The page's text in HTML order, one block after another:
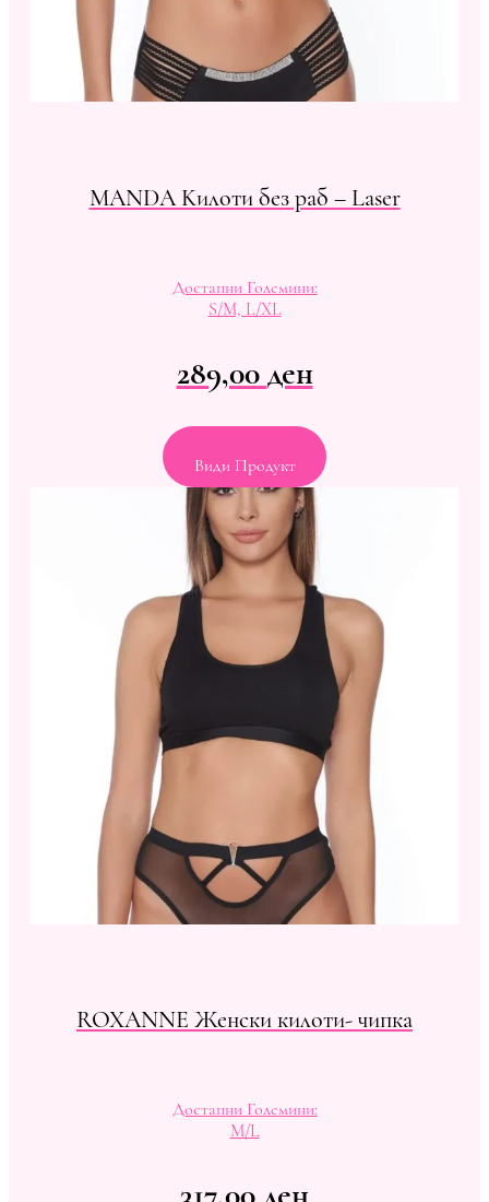
MANDA Kилоти без раб – Laser
Достапни Големини:
S/M, L/XL
289,00ден
Види Продукт
ROXANNE Женски килоти- чипка
Достапни Големини:
M/L